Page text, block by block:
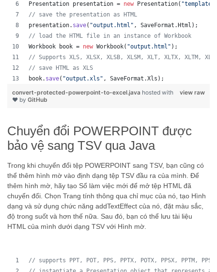
Presentation presentation = new Presentation(
// save the presentation as HTML
presentation. save( "output.html" , SaveFormat . Html );
// load the HTML file in an instance of Workbook
Workbook
book = new Workbook( "output.html" );
// Supports XLS, XLSX, XLSB, XLSM, XLT, XLTX, XLTM,
// save HTML as XLS
book. save( "output.xls" , SaveFormat .Xls );
view raw
convert-protected-powerpoint-to-excel.java hosted with
❤ by GitHub
Chuyển đổi POWERPOINT được
bảo vệ sang TSV qua Java
Trong khi chuyển đổi tệp POWERPOINT sang TSV, bạn cũng có
thể thêm hình mờ vào định dạng tệp TSV đầu ra của mình. Để
thêm hình mờ, hãy tạo Sổ làm việc mới để mở tệp HTML đã
chuyển đổi. Chọn Trang tính thông qua chỉ mục của nó, tạo Hình
dạng và sử dụng chức năng addTextEffect của nó, đặt màu sắc,
độ trong suốt và hơn thế nữa. Sau đó, bạn có thể lưu tài liệu
HTML của mình dưới dạng TSV với Hình mờ.
// supports PPT, POT, PPS, PPTX, POTX, PPSX, PPTM,